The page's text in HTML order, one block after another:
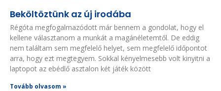
Beköltöztünk az új irodába
Régóta megfogalmazódott már bennem a gondolat, hogy el
kellene választanom a munkát a magánéletemtől. De eddig
nem találtam sem megfelelő helyet, sem megfelelő időpontot
arra, hogy ezt megtegyem. Sokkal kényelmesebb volt kinyitni a
laptopot az ebédlő asztalon két játék között
Tovább olvasom »